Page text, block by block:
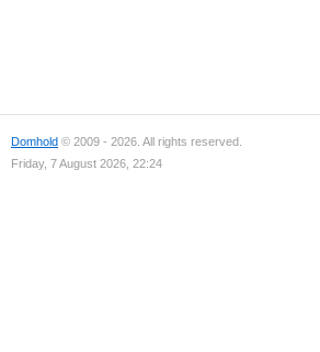
Domhold © 2009 - 2026. All rights reserved.
Friday, 7 August 2026, 22:24